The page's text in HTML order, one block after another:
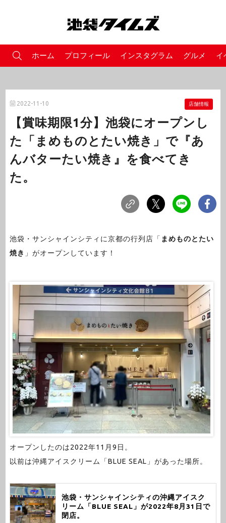
ホーム プロフィール インスタグラム グルメ イ
2022-11-10 店舗情報
【賞味期限1分】池袋にオープンし
た「まめものとたい焼き」で『あ
んバターたい焼き』を食べてき
た。
池袋・サンシャインシティに京都の行列店「 まめものとたい
焼き 」がオープンしています！
オープンしたのは2022年11月9日。
以前は沖縄アイスクリーム「BLUE SEAL」があった場所。
池袋・サンシャインシティの沖縄アイスク
リーム「BLUE SEAL」が2022年8月31日で
閉店。